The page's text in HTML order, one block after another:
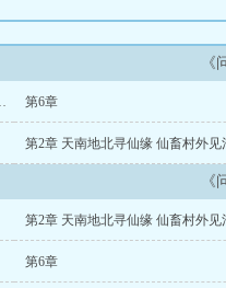
尺度表演引爆全场 第6章
第2章 天南地北寻仙缘 仙畜村外见
第2章 天南地北寻仙缘 仙畜村外见
第6章